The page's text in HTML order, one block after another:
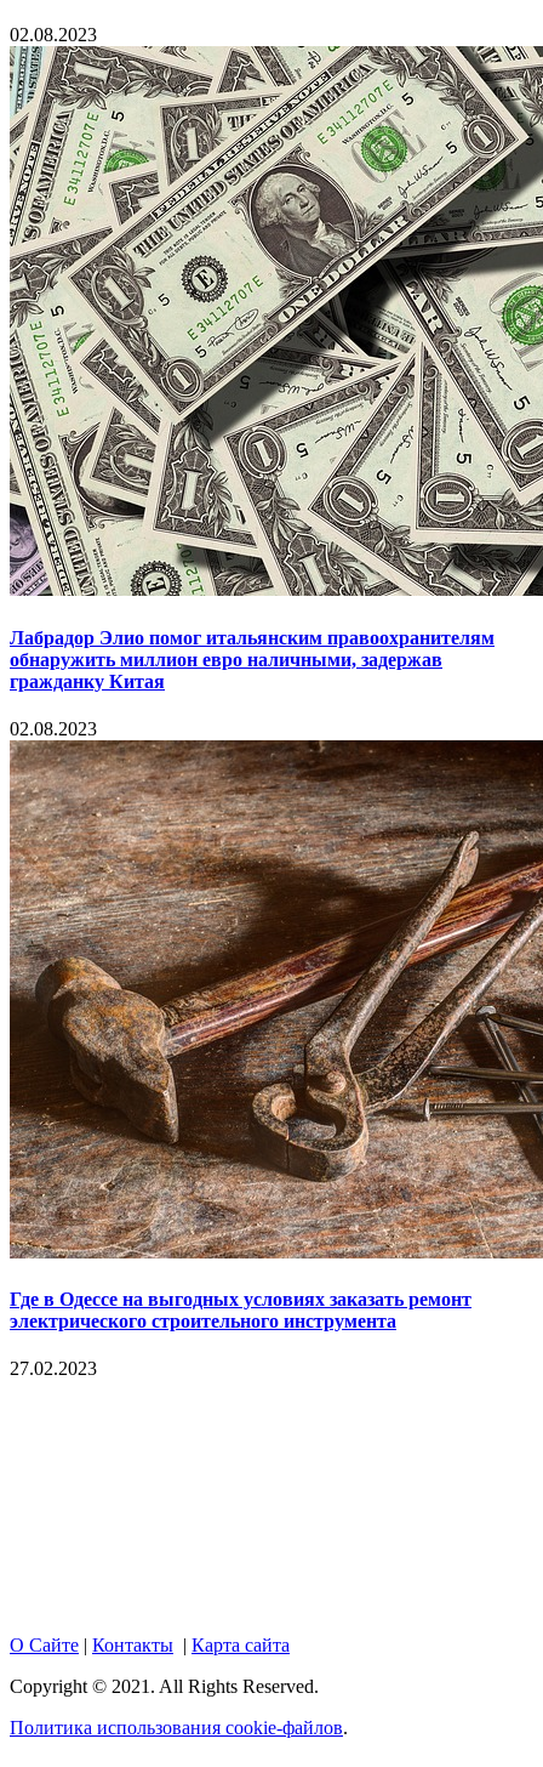
02.08.2023
Лабрадор Элио помог итальянским правоохранителям
обнаружить миллион евро наличными, задержав
гражданку Китая
02.08.2023
Где в Одессе на выгодных условиях заказать ремонт
электрического строительного инструмента
27.02.2023
О Сайте | Контакты | Карта сайта
Copyright © 2021. All Rights Reserved.
Политика использования cookie-файлов.